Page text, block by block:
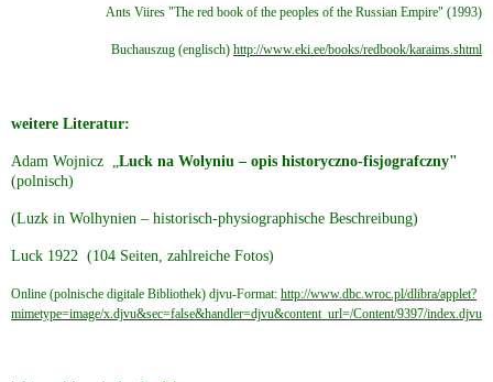
Ants Viires "The red book of the peoples of the Russian Empire" (1993)
Buchauszug (englisch) http://www.eki.ee/books/redbook/karaims.shtml
weitere Literatur:
Adam Wojnicz „Luck na Wolyniu – opis historyczno-fisjografczny"
(polnisch)
(Luzk in Wolhynien – historisch-physiographische Beschreibung)
Luck 1922 (104 Seiten, zahlreiche Fotos)
Online (polnische digitale Bibliothek) djvu-Format: http://www.dbc.wroc.pl/dlibra/applet?
mimetype=image/x.djvu&sec=false&handler=djvu&content_url=/Content/9397/index.djvu